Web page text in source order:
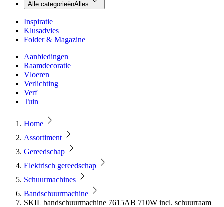
Alle categorieënAlles
Inspiratie
Klusadvies
Folder & Magazine
Aanbiedingen
Raamdecoratie
Vloeren
Verlichting
Verf
Tuin
Home
Assortiment
Gereedschap
Elektrisch gereedschap
Schuurmachines
Bandschuurmachine
SKIL bandschuurmachine 7615AB 710W incl. schuurraam